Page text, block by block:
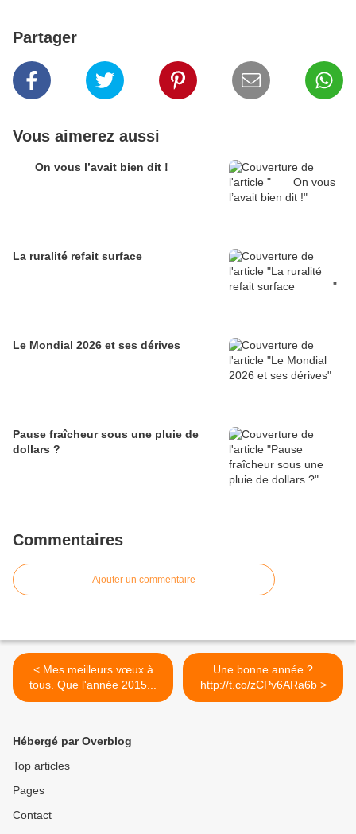
Partager
Vous aimerez aussi
On vous l’avait bien dit !
Le Mondial 2026 et ses dérives
Pause fraîcheur sous une pluie de
dollars ?
Commentaires
Ajouter un commentaire
< Mes meilleurs vœux à
tous. Que l'année 2015...
Une bonne année ?
http://t.co/zCPv6ARa6b >
Hébergé par Overblog
Top articles
Pages
Contact